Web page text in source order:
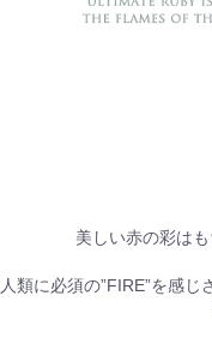
美しい赤の彩は
人類に必須の”FIRE”を感